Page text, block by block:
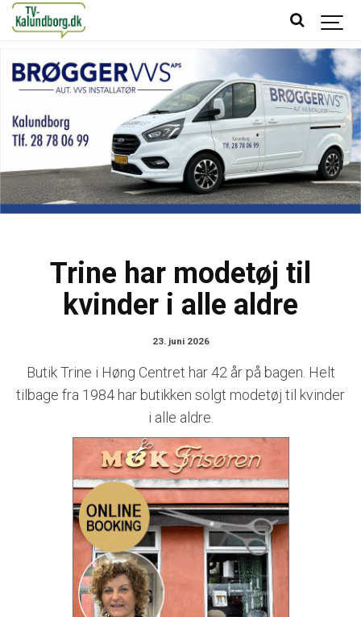
Trine har modetøj til
kvinder i alle aldre
23. juni 2026
Butik Trine i Høng Centret har 42 år på bagen. Helt
tilbage fra 1984 har butikken solgt modetøj til kvinder
i alle aldre.